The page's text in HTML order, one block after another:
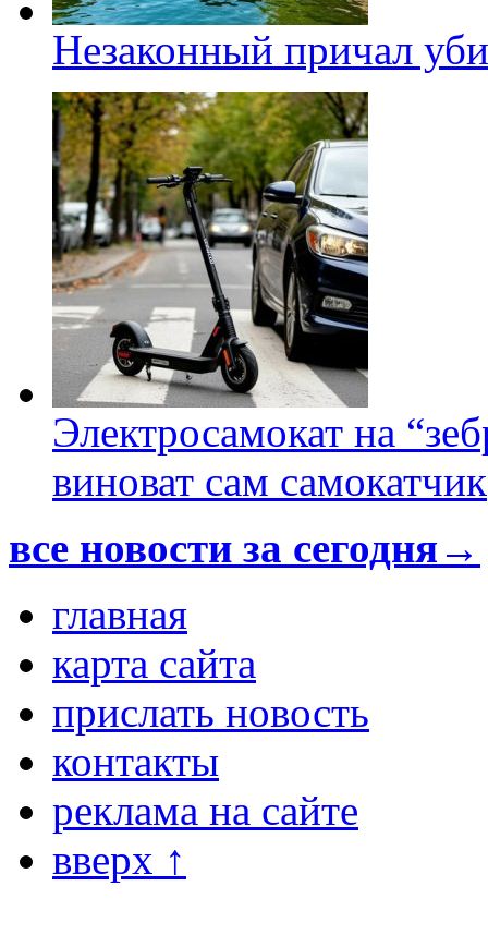
Незаконный причал
Электросамокат на
виноват сам самокатчик
все новости за сегодня→
главная
карта сайта
прислать новость
контакты
реклама на сайте
вверх ↑